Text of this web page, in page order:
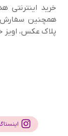
خرید اینترنتی
همچنین سفارش
پلاک عکس، اویز